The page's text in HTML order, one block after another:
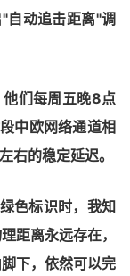
自动追击距离"调
他们每周五晚8点
中欧网络通道相
右的稳定延迟。
色标识时，我知
距离永远存在，
下，依然可以完